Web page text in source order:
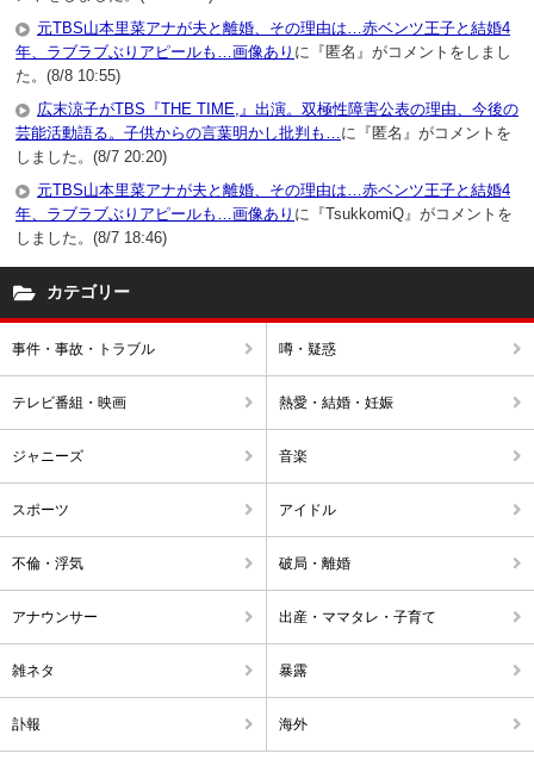
元TBS山本里菜アナが夫と離婚、その理由は…赤ベンツ王子と結婚4
年、ラブラブぶりアピールも…画像あり に『匿名』がコメントをしまし
た。(8/8 10:55)
広末涼子がTBS『THE TIME,』出演。双極性障害公表の理由、今後の
芸能活動語る。子供からの言葉明かし批判も…に『匿名』がコメントを
しました。(8/7 20:20)
元TBS山本里菜アナが夫と離婚、その理由は…赤ベンツ王子と結婚4
年、ラブラブぶりアピールも…画像あり に『TsukkomiQ』がコメントを
しました。(8/7 18:46)
カテゴリー
事件・事故・トラブル 噂・疑惑
テレビ番組・映画 熱愛・結婚・妊娠
ジャニーズ 音楽
スポーツ アイドル
不倫・浮気 破局・離婚
アナウンサー 出産・ママタレ・子育て
雑ネタ 暴露
訃報 海外